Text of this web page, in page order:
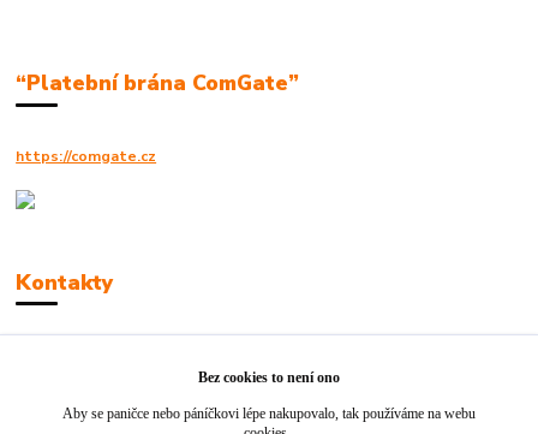
“Platební brána ComGate”
https://comgate.cz
Kontakty
info@jackie-shop.cz
Bez cookies to není ono
Aby se paničce nebo páníčkovi lépe nakupovalo, tak používáme na webu